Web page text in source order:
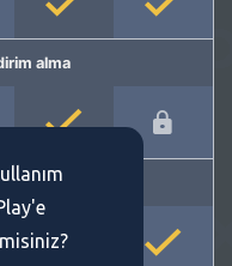
alma